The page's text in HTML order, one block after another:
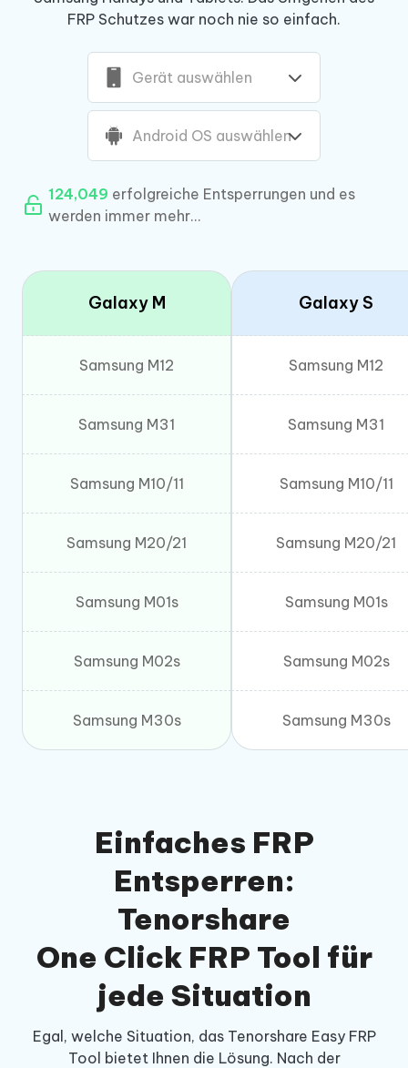
FRP Schutzes war noch nie so einfach.
Gerät auswählen
Android OS auswählen
124,049 erfolgreiche Entsperrungen und es
werden immer mehr...
Galaxy M Galaxy S
Samsung M12 Samsung M12
Samsung M31 Samsung M31
Samsung M10/11 Samsung M10/11
Samsung M20/21 Samsung M20/21
Samsung M01s Samsung M01s
Samsung M02s Samsung M02s
Samsung M30s Samsung M30s
Einfaches FRP
Entsperren:
Tenorshare
One Click FRP Tool für
jede Situation
Egal, welche Situation, das Tenorshare Easy FRP
Tool bietet Ihnen die Lösung. Nach der